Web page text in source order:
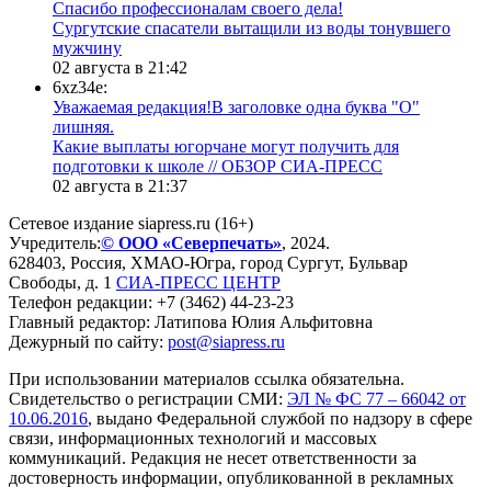
Спасибо профессионалам своего дела!
Сургутские спасатели вытащили из воды тонувшего
мужчину
02 августа в 21:42
6xz34e:
Уважаемая редакция!В заголовке одна буква "О"
лишняя.
Какие выплаты югорчане могут получить для
подготовки к школе // ОБЗОР СИА-ПРЕСС
02 августа в 21:37
Сетевое издание siapress.ru (16+)
Учредитель:© ООО «Северпечать», 2024.
628403, Россия, ХМАО-Югра, город Сургут, Бульвар
Свободы, д. 1 СИА-ПРЕСС ЦЕНТР
Телефон редакции: +7 (3462) 44-23-23
Главный редактор: Латипова Юлия Альфитовна
Дежурный по сайту: post@siapress.ru
При использовании материалов ссылка обязательна.
Свидетельство о регистрации СМИ: ЭЛ № ФС 77 – 66042 от
10.06.2016, выдано Федеральной службой по надзору в сфере
связи, информационных технологий и массовых
коммуникаций. Редакция не несет ответственности за
достоверность информации, опубликованной в рекламных